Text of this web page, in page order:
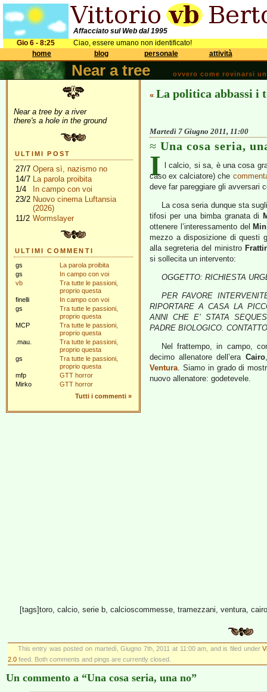
Affacciato sul Web dal 1995
Gio 6 - 8:25
Ciao, essere umano non identificato!
home
blog personale attività
Near a tree ovvero come rovinarsi
Near a tree by a river
there's a hole in the ground
ULTIMI POST
27/7 Opera sì, nazismo no
14/7 La parola proibita
1/4
In campo con voi
23/2 Nuovo cinema Luftansia
(2026)
11/2 Wormslayer
ULTIMI COMMENTI
gs
La parola proibita
gs
In campo con voi
vb
Tra tutte le passioni,
proprio questa
finelli
In campo con voi
gs
Tra tutte le passioni,
proprio questa
MCP
Tra tutte le passioni,
proprio questa
.mau.
Tra tutte le passioni,
proprio questa
gs
Tra tutte le passioni,
proprio questa
mfp
GTT horror
Mirko
GTT horror
Tutti i commenti »
« La politica abbassi i
Martedì 7 Giugno 2011, 11:00
Una cosa seria,
I
l calcio, si sa, è una cosa
caso ex calciatore) che
deve far pareggiare gli avversari
La cosa seria dunque sta
tifosi per una bimba granata di
ottenere l’interessamento del
mezzo a disposizione di questi
alla segreteria del ministro
si sollecita un intervento:
OGGETTO: RICHIESTA
PER FAVORE
RIPORTARE A CASA LA
ANNI CHE E’ STATA
PADRE BIOLOGICO.
Nel frattempo, in campo,
decimo allenatore dell’era Cairo
Ventura. Siamo in grado di
nuovo allenatore: godetevele.
[tags]toro, calcio, serie b, calcioscommesse, tramezzani, ventura,
This entry was posted on martedì, Giugno 7th, 2011 at 11:00 am, and is filed under
2.0 feed. Both comments and pings are currently closed.
Un commento a “Una cosa seria, una no”